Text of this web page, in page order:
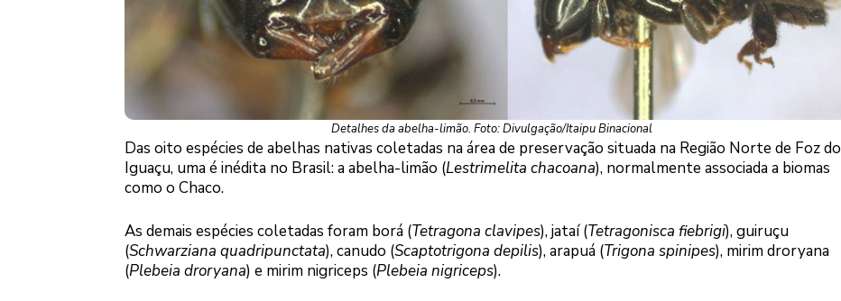
Detalhes da abelha-limão. Foto: Divulgação/Itaipu Binacional
Das oito espécies de abelhas nativas coletadas na área de preservação situada na Região Norte de Foz do
Iguaçu, uma é inédita no Brasil: a abelha-limão (Lestrimelita chacoana), normalmente associada a biomas
como o Chaco.
As demais espécies coletadas foram borá (Tetragona clavipes), jataí (Tetragonisca fiebrigi), guiruçu
(Schwarziana quadripunctata), canudo (Scaptotrigona depilis), arapuá (Trigona spinipes), mirim droryana
(Plebeia droryana) e mirim nigriceps (Plebeia nigriceps).